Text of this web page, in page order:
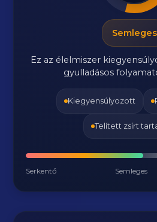
Semleges
Ez az élelmiszer
gyulladásos
Kiegyensúlyozott
Telített zsírt
Serkentő Semleges